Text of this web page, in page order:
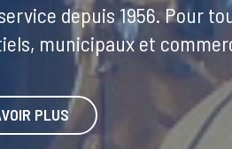
depuis 1956. Pour
municipaux et
PLUS